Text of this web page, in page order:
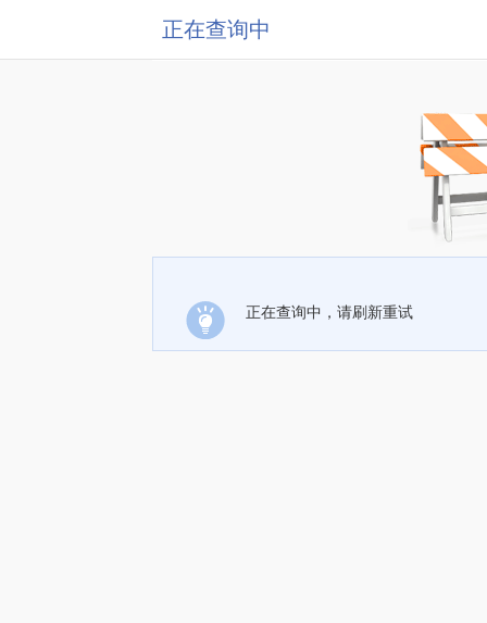
正在查询中
正在查询中，请刷新重试